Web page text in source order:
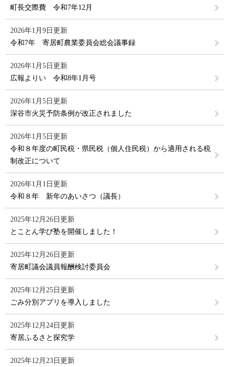
町長交際費 令和7年12月
2026年1月9日更新
令和7年 寄居町農業委員会総会議事録
2026年1月5日更新
広報よりい 令和8年1月号
2026年1月5日更新
深谷市火災予防条例が改正されました
2026年1月5日更新
令和８年度の町民税・県民税（個人住民税）から適用される税
制改正について
2026年1月1日更新
令和８年 新年のあいさつ（議長）
2025年12月26日更新
とことん学び塾を開催しました！
2025年12月26日更新
寄居町議会議員報酬検討委員会
2025年12月25日更新
ごみ分別アプリを導入しました
2025年12月24日更新
寄居ふるさと探究学
2025年12月23日更新